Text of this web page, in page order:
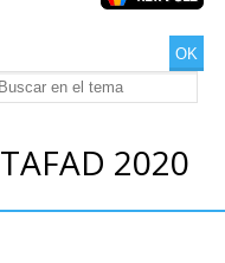
2020